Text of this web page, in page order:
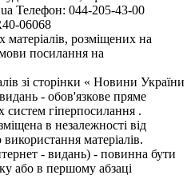
Телефон: 044-205-43-00
06068
матеріалів, розміщених на
посилання на
зі сторінки « Новини України
- обов'язкове пряме
систем гіперпосилання .
в незалежності від
матеріалів.
- видань) - повинна бути
або в першому абзаці